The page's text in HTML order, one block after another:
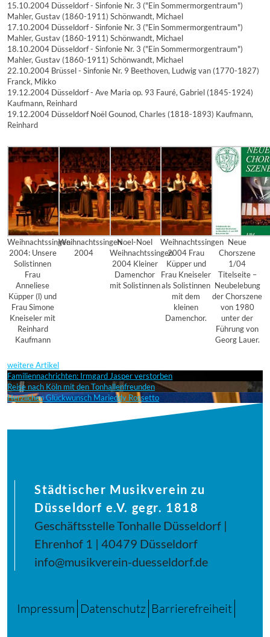
15.10.2004 Düsseldorf - Sinfonie Nr. 3 ("Ein Sommermorgentraum")
Mahler, Gustav (1860-1911) Schönwandt, Michael
17.10.2004 Düsseldorf - Sinfonie Nr. 3 ("Ein Sommermorgentraum")
Mahler, Gustav (1860-1911) Schönwandt, Michael
18.10.2004 Düsseldorf - Sinfonie Nr. 3 ("Ein Sommermorgentraum")
Mahler, Gustav (1860-1911) Schönwandt, Michael
22.10.2004 Brüssel - Sinfonie Nr. 9 Beethoven, Ludwig van (1770-1827)
Franck, Mikko
19.12.2004 Düsseldorf - Ave Maria op. 93 Fauré, Gabriel (1845-1924)
Kaufmann, Reinhard
19.12.2004 Düsseldorf Noël Gounod, Charles (1818-1893) Kaufmann,
Reinhard
Weihnachtssingen
2004: Unsere
Solistinnen
Frau
Anneliese
Küpper (l) und
Frau Simone
Kneiseler mit
Reinhard
Kaufmann
Weihnachtssingen
2004
Noel-Noel
Weihnachtssingen
2004 Kleiner
Damenchor
mit Solistinnen
Weihnachtssingen
2004 Frau
Küpper und
Frau Kneiseler
als Solistinnen
mit dem
kleinen
Damenchor.
Neue
Chorszene
1/04
Titelseite –
Neubelebung
der Chorszene
von 1980
unter der
Führung von
Georg Lauer.
weitere Artikel
Familiennachrichten: Irmgard Jasper verstorben
Reise nach Köln mit den Tonhallenfreunden
Herzlichen Glückwunsch Marieddy Rossetto
Städtischer Musikverein zu
Düsseldorf e.V. gegr. 1818
Geschäftsstelle Tonhalle Düsseldorf |
Ehrenhof 1 | 40479 Düsseldorf
info@musikverein-duesseldorf.de
Impressum Datenschutz Barrierefreiheit